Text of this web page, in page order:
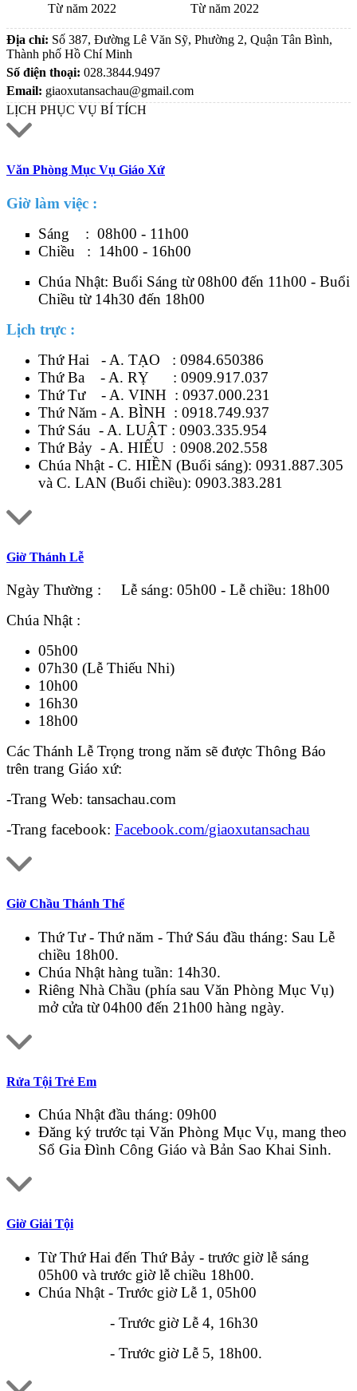
Từ năm 2022
Từ năm 2022
Địa chỉ: Số 387, Đường Lê Văn Sỹ, Phường 2, Quận Tân Bình,
Thành phố Hồ Chí Minh
Số điện thoại: 028.3844.9497
Email: giaoxutansachau@gmail.com
LỊCH PHỤC VỤ BÍ TÍCH
Văn Phòng Mục Vụ Giáo Xứ
Giờ làm việc :
Sáng : 08h00 - 11h00
Chiều : 14h00 - 16h00
Chúa Nhật: Buổi Sáng từ 08h00 đến 11h00 - Buổi
Chiều từ 14h30 đến 18h00
Lịch trực :
Thứ Hai - A. TẠO : 0984.650386
Thứ Ba - A. RỴ : 0909.917.037
Thứ Tư - A. VINH : 0937.000.231
Thứ Năm - A. BÌNH : 0918.749.937
Thứ Sáu - A. LUẬT : 0903.335.954
Thứ Bảy - A. HIẾU : 0908.202.558
Chúa Nhật - C. HIỀN (Buổi sáng): 0931.887.305
và C. LAN (Buổi chiều): 0903.383.281
Giờ Thánh Lễ
Ngày Thường : Lễ sáng: 05h00 - Lễ chiều: 18h00
Chúa Nhật :
05h00
07h30 (Lễ Thiếu Nhi)
10h00
16h30
18h00
Các Thánh Lễ Trọng trong năm sẽ được Thông Báo
trên trang Giáo xứ:
-Trang Web: tansachau.com
-Trang facebook: Facebook.com/giaoxutansachau
Giờ Chầu Thánh Thể
Thứ Tư - Thứ năm - Thứ Sáu đầu tháng: Sau Lễ
chiều 18h00.
Chúa Nhật hàng tuần: 14h30.
Riêng Nhà Chầu (phía sau Văn Phòng Mục Vụ)
mở cửa từ 04h00 đến 21h00 hàng ngày.
Rửa Tội Trẻ Em
Chúa Nhật đầu tháng: 09h00
Đăng ký trước tại Văn Phòng Mục Vụ, mang theo
Sổ Gia Đình Công Giáo và Bản Sao Khai Sinh.
Giờ Giải Tội
Từ Thứ Hai đến Thứ Bảy - trước giờ lễ sáng
05h00 và trước giờ lễ chiều 18h00.
Chúa Nhật - Trước giờ Lễ 1, 05h00
- Trước giờ Lễ 4, 16h30
- Trước giờ Lễ 5, 18h00.